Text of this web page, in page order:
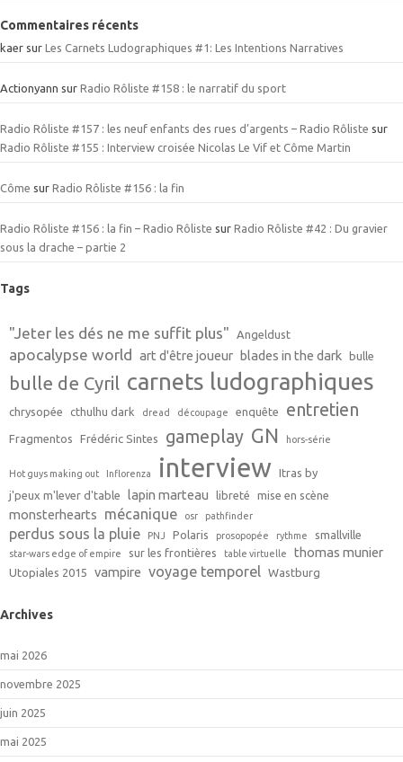
Commentaires récents
kaer sur Les Carnets Ludographiques #1: Les Intentions Narratives
Actionyann sur Radio Rôliste #158 : le narratif du sport
Radio Rôliste #157 : les neuf enfants des rues d’argents – Radio Rôliste sur
Radio Rôliste #155 : Interview croisée Nicolas Le Vif et Côme Martin
Côme sur Radio Rôliste #156 : la fin
Radio Rôliste #156 : la fin – Radio Rôliste sur Radio Rôliste #42 : Du gravier
sous la drache – partie 2
Tags
"Jeter les dés ne me suffit plus" Angeldust
apocalypse world art d'être joueur blades in the dark bulle
bulle de Cyril carnets ludographiques
chrysopée cthulhu dark dread découpage enquête entretien
Fragmentos Frédéric Sintes gameplay GN hors-série
Hot guys making out Inflorenza interview
Itras by
j'peux m'lever d'table
lapin marteau libreté mise en scène
monsterhearts mécanique osr pathfinder
perdus sous la pluie PNJ Polaris prosopopée rythme smallville
star-wars edge of empire sur les frontières table virtuelle thomas munier
Utopiales 2015 vampire voyage temporel Wastburg
Archives
mai 2026
novembre 2025
juin 2025
mai 2025